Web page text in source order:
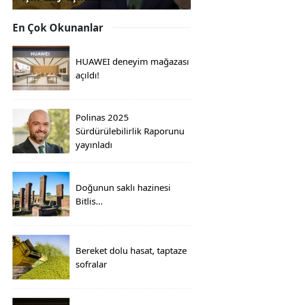
En Çok Okunanlar
HUAWEI deneyim mağazası
açıldı!
Polinas 2025
Sürdürülebilirlik Raporunu
yayınladı
Doğunun saklı hazinesi
Bitlis...
Bereket dolu hasat, taptaze
sofralar